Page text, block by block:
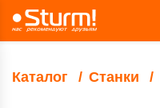
Каталог Станки